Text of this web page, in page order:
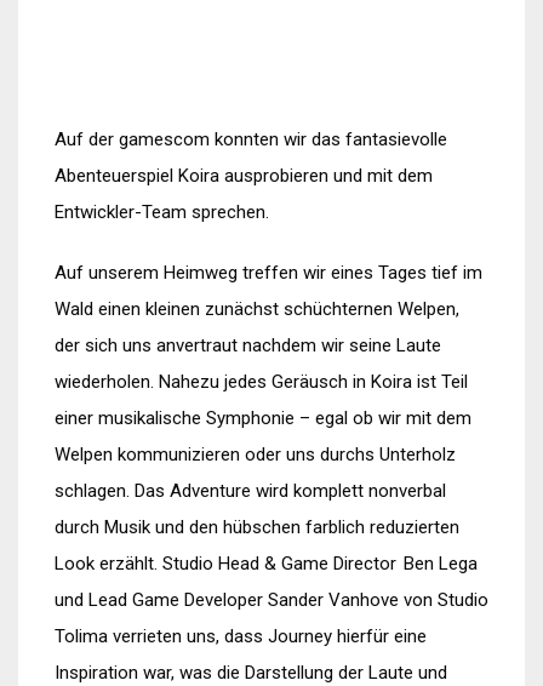
Auf der gamescom konnten wir das fantasievolle
Abenteuerspiel Koira ausprobieren und mit dem
Entwickler-Team sprechen.
Auf unserem Heimweg treffen wir eines Tages tief im
Wald einen kleinen zunächst schüchternen Welpen,
der sich uns anvertraut nachdem wir seine Laute
wiederholen. Nahezu jedes Geräusch in Koira ist Teil
einer musikalische Symphonie – egal ob wir mit dem
Welpen kommunizieren oder uns durchs Unterholz
schlagen. Das Adventure wird komplett nonverbal
durch Musik und den hübschen farblich reduzierten
Look erzählt. Studio Head & Game Director Ben Lega
und Lead Game Developer Sander Vanhove von Studio
Tolima verrieten uns, dass Journey hierfür eine
Inspiration war, was die Darstellung der Laute und